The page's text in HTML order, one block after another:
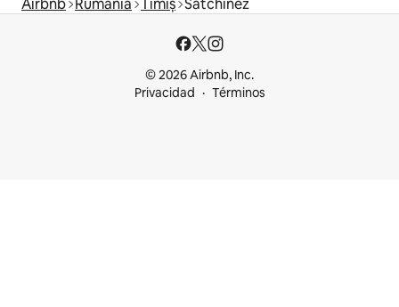
Airbnb Rumanía Timiș Satchinez
© 2026 Airbnb, Inc.
Privacidad
Términos